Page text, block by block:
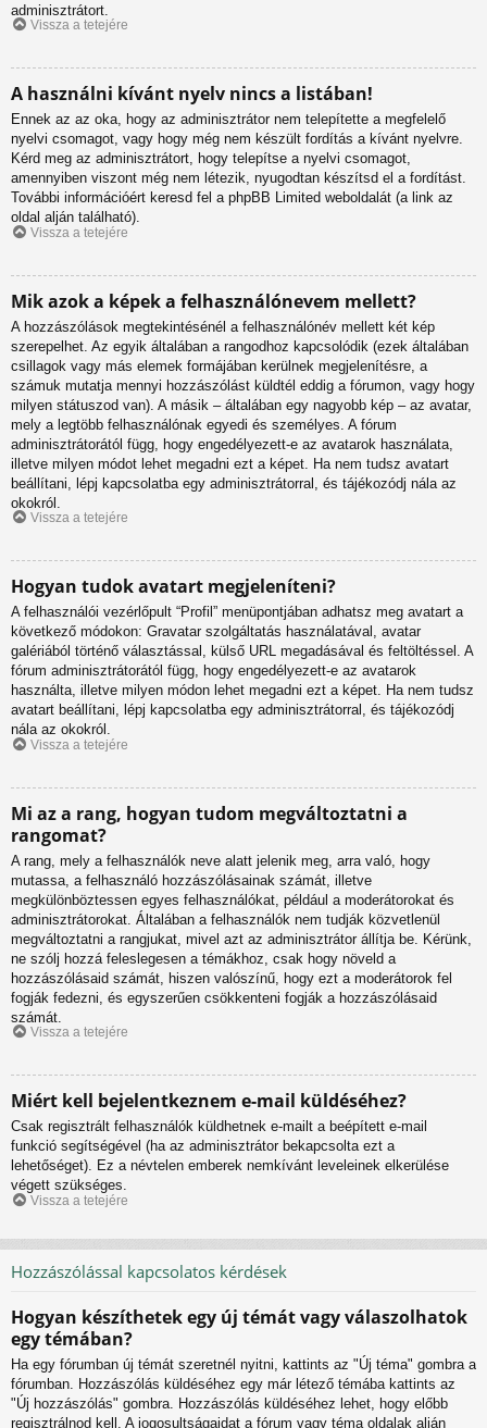
adminisztrátort.
Vissza a tetejére
A használni kívánt nyelv nincs a listában!
Ennek az az oka, hogy az adminisztrátor nem telepítette a megfelelő
nyelvi csomagot, vagy hogy még nem készült fordítás a kívánt nyelvre.
Kérd meg az adminisztrátort, hogy telepítse a nyelvi csomagot,
amennyiben viszont még nem létezik, nyugodtan készítsd el a fordítást.
További információért keresd fel a phpBB Limited weboldalát (a link az
oldal alján található).
Vissza a tetejére
Mik azok a képek a felhasználónevem mellett?
A hozzászólások megtekintésénél a felhasználónév mellett két kép
szerepelhet. Az egyik általában a rangodhoz kapcsolódik (ezek általában
csillagok vagy más elemek formájában kerülnek megjelenítésre, a
számuk mutatja mennyi hozzászólást küldtél eddig a fórumon, vagy hogy
milyen státuszod van). A másik – általában egy nagyobb kép – az avatar,
mely a legtöbb felhasználónak egyedi és személyes. A fórum
adminisztrátorától függ, hogy engedélyezett-e az avatarok használata,
illetve milyen módot lehet megadni ezt a képet. Ha nem tudsz avatart
beállítani, lépj kapcsolatba egy adminisztrátorral, és tájékozódj nála az
okokról.
Vissza a tetejére
Hogyan tudok avatart megjeleníteni?
A felhasználói vezérlőpult “Profil” menüpontjában adhatsz meg avatart a
következő módokon: Gravatar szolgáltatás használatával, avatar
galériából történő választással, külső URL megadásával és feltöltéssel. A
fórum adminisztrátorától függ, hogy engedélyezett-e az avatarok
használta, illetve milyen módon lehet megadni ezt a képet. Ha nem tudsz
avatart beállítani, lépj kapcsolatba egy adminisztrátorral, és tájékozódj
nála az okokról.
Vissza a tetejére
Mi az a rang, hogyan tudom megváltoztatni a
rangomat?
A rang, mely a felhasználók neve alatt jelenik meg, arra való, hogy
mutassa, a felhasználó hozzászólásainak számát, illetve
megkülönböztessen egyes felhasználókat, például a moderátorokat és
adminisztrátorokat. Általában a felhasználók nem tudják közvetlenül
megváltoztatni a rangjukat, mivel azt az adminisztrátor állítja be. Kérünk,
ne szólj hozzá feleslegesen a témákhoz, csak hogy növeld a
hozzászólásaid számát, hiszen valószínű, hogy ezt a moderátorok fel
fogják fedezni, és egyszerűen csökkenteni fogják a hozzászólásaid
számát.
Vissza a tetejére
Miért kell bejelentkeznem e-mail küldéséhez?
Csak regisztrált felhasználók küldhetnek e-mailt a beépített e-mail
funkció segítségével (ha az adminisztrátor bekapcsolta ezt a
lehetőséget). Ez a névtelen emberek nemkívánt leveleinek elkerülése
végett szükséges.
Vissza a tetejére
Hozzászólással kapcsolatos kérdések
Hogyan készíthetek egy új témát vagy válaszolhatok
egy témában?
Ha egy fórumban új témát szeretnél nyitni, kattints az "Új téma" gombra a
fórumban. Hozzászólás küldéséhez egy már létező témába kattints az
"Új hozzászólás" gombra. Hozzászólás küldéséhez lehet, hogy előbb
regisztrálnod kell. A jogosultságaidat a fórum vagy téma oldalak alján